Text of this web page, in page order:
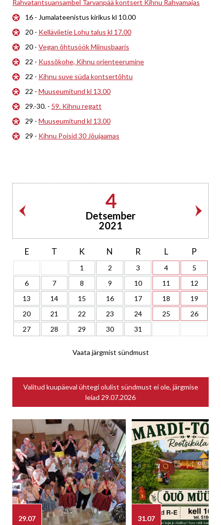
Rahvatantsuansambel Tarvanpää kontsert Kihnu Rahvamajas
16 - Jumalateenistus kirikus kl 10.00
20 - Kelläviietie Lohu talus kl 17.00
20 - Vegan õhtusöök Miinusbaaris
22 - Kussõkohe, Kihnu orienteerumine
22 - Kihnu suve süda kontsertõhtu
22 - Muuseumitund kl 13.00
29.-30. - 59. Kihnu regatt
29 - Muuseumitund kl 13.00
29 - Kihnu Poisid 30 Jõujaamas
4
Detsember
2021
E T K N R L P
1 2 3 4
5
6
7 8 9 10 11
12
13
14 15 16 17 18
19
20
21 22 23 24 25
26
27
28 29 30 31
Vaata järgmist sündmust
Valitud kuupäeval ühtegi olulist sündmust ei ole, järgmise
leiad 29.07.2026
29.07 31.07